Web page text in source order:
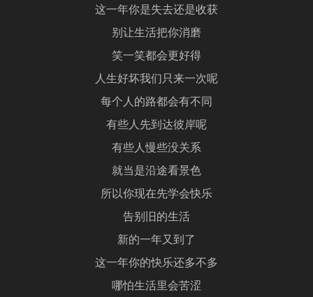
这一年你是失去还是收获
别让生活把你消磨
笑一笑都会更好得
人生好坏我们只来一次呢
每个人的路都会有不同
有些人先到达彼岸呢
有些人慢些没关系
就当是沿途看景色
所以你现在先学会快乐
告别旧的生活
新的一年又到了
这一年你的快乐还多不多
哪怕生活里会苦涩